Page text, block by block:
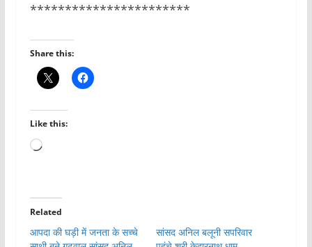
***********************
Share this:
Like this:
Loading…
Related
आपदा की घड़ी में जनता के सच्चे
सांसद अनिल बलूनी सपरिवार